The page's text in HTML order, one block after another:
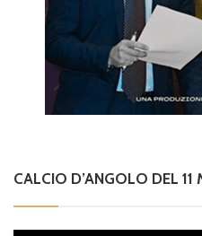
CALCIO D’ANGOLO DEL